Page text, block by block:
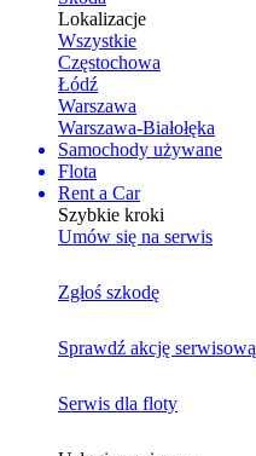
Lokalizacje
Wszystkie
Częstochowa
Łódź
Warszawa
Warszawa-Białołęka
Samochody używane
Flota
Rent a Car
Szybkie kroki
Umów się na serwis
Zgłoś szkodę
Sprawdź akcję serwisową
Serwis dla floty